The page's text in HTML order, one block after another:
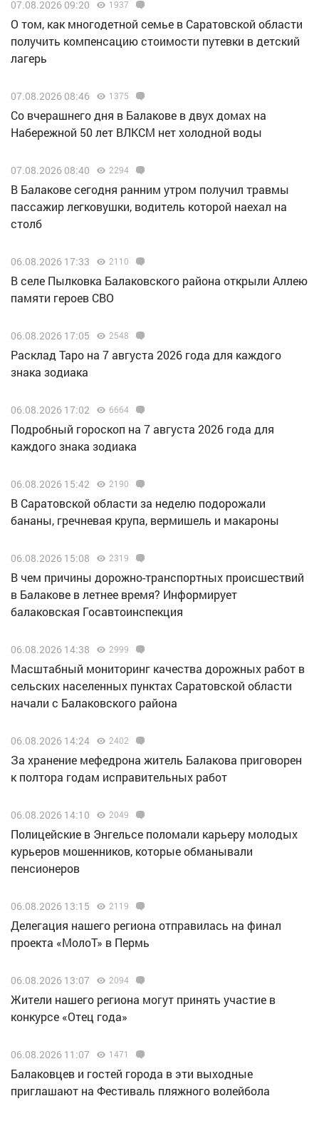
07.08.2026 09:20 1937
О том, как многодетной семье в Саратовской области
получить компенсацию стоимости путевки в детский
лагерь
07.08.2026 08:46 1375
Со вчерашнего дня в Балакове в двух домах на
Набережной 50 лет ВЛКСМ нет холодной воды
07.08.2026 08:40 2294
В Балакове сегодня ранним утром получил травмы
пассажир легковушки, водитель которой наехал на
столб
06.08.2026 17:33 2110
В селе Пылковка Балаковского района открыли Аллею
памяти героев СВО
06.08.2026 17:05 2548
Расклад Таро на 7 августа 2026 года для каждого
знака зодиака
06.08.2026 17:02 6664
Подробный гороскоп на 7 августа 2026 года для
каждого знака зодиака
06.08.2026 15:42 2190
В Саратовской области за неделю подорожали
бананы, гречневая крупа, вермишель и макароны
06.08.2026 15:08 2319
В чем причины дорожно-транспортных происшествий
в Балакове в летнее время? Информирует
балаковская Госавтоинспекция
06.08.2026 14:38 2999
Масштабный мониторинг качества дорожных работ в
сельских населенных пунктах Саратовской области
начали с Балаковского района
06.08.2026 14:24 2402
За хранение мефедрона житель Балакова приговорен
к полтора годам исправительных работ
06.08.2026 14:10 2049
Полицейские в Энгельсе поломали карьеру молодых
курьеров мошенников, которые обманывали
пенсионеров
06.08.2026 13:15 2119
Делегация нашего региона отправилась на финал
проекта «МолоТ» в Пермь
06.08.2026 13:07 2094
Жители нашего региона могут принять участие в
конкурсе «Отец года»
06.08.2026 11:07 1471
Балаковцев и гостей города в эти выходные
приглашают на Фестиваль пляжного волейбола